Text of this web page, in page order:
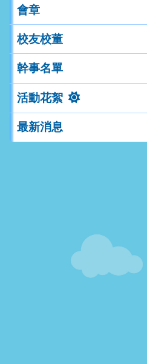
會章
校友校董
幹事名單
活動花絮
最新消息